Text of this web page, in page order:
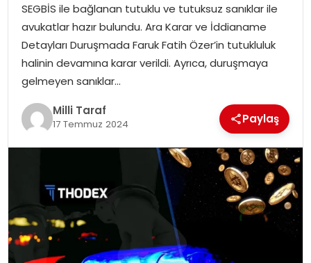
MAGAZIN
SEGBİS ile bağlanan tutuklu ve tutuksuz sanıklar ile
avukatlar hazır bulundu. Ara Karar ve İddianame
Detayları Duruşmada Faruk Fatih Özer’in tutukluluk
halinin devamına karar verildi. Ayrıca, duruşmaya
gelmeyen sanıklar…
Milli Taraf
17 Temmuz 2024 Paylaş